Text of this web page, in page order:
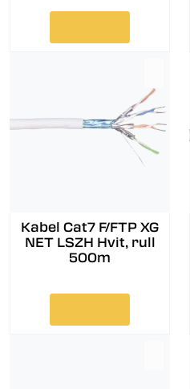
Kabel Cat7 F/FTP XG
NET LSZH Hvit, rull
500m